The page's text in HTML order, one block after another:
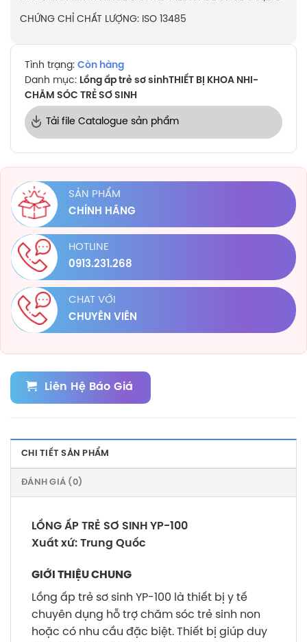
CHỨNG CHỈ CHẤT LƯỢNG: ISO 13485
Tình trạng: Còn hàng
Danh mục: Lồng ấp trẻ sơ sinhTHIẾT BỊ KHOA NHI-
CHĂM SÓC TRẺ SƠ SINH
Tải file Catalogue sản phẩm
SẢN PHẨM
CHÍNH HÃNG
HOTLINE
0913.231.268
CHAT VỚI
CHUYÊN VIÊN
Liên Hệ Báo Giá
CHI TIẾT SẢN PHẨM
ĐÁNH GIÁ (0)
LỒNG ẤP TRẺ SƠ SINH YP-100
Xuất xứ: Trung Quốc
GIỚI THIỆU CHUNG
Lồng ấp trẻ sơ sinh YP-100 là thiết bị y tế
chuyên dụng hỗ trợ chăm sóc trẻ sinh non
hoặc có nhu cầu đặc biệt. Thiết bị giúp duy